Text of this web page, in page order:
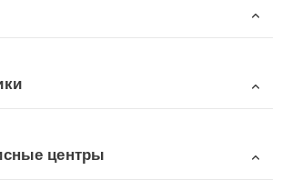
центры